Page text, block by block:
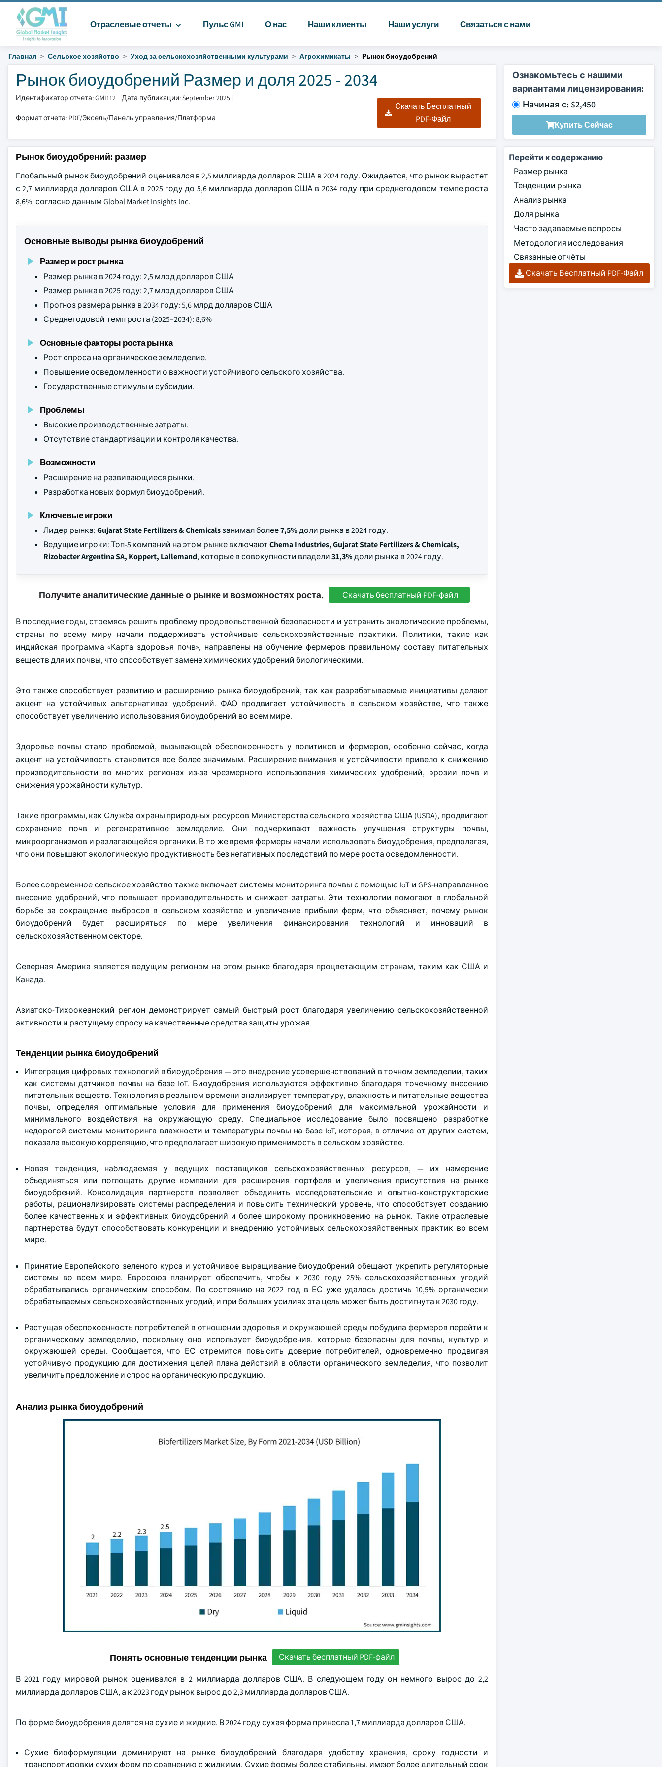
Отраслевые отчеты Пульс GMI О нас Наши клиенты Наши услуги Связаться с нами
Главная Сельское хозяйство Уход за сельскохозяйственными культурами Агрохимикаты Рынок биоудобрений
Рынок биоудобрений Размер и доля 2025 - 2034
Идентификатор отчета: GMI112 |Дата публикации: September 2025 |
Формат отчета: PDF/Эксель/Панель управления/Платформа
Скачать Бесплатный
PDF-Файл
Ознакомьтесь с нашими
вариантами лицензирования:
Начиная с: $2,450
Купить Сейчас
Рынок биоудобрений: размер
Глобальный рынок биоудобрений оценивался в 2,5 миллиарда долларов США в 2024 году. Ожидается, что рынок вырастет
с 2,7 миллиарда долларов США в 2025 году до 5,6 миллиарда долларов США в 2034 году при среднегодовом темпе роста
8,6%, согласно данным Global Market Insights Inc.
Основные выводы рынка биоудобрений
Размер и рост рынка
Размер рынка в 2024 году: 2,5 млрд долларов США
Размер рынка в 2025 году: 2,7 млрд долларов США
Прогноз размера рынка в 2034 году: 5,6 млрд долларов США
Среднегодовой темп роста (2025–2034): 8,6%
Основные факторы роста рынка
Рост спроса на органическое земледелие.
Повышение осведомленности о важности устойчивого сельского хозяйства.
Государственные стимулы и субсидии.
Проблемы
Высокие производственные затраты.
Отсутствие стандартизации и контроля качества.
Возможности
Расширение на развивающиеся рынки.
Разработка новых формул биоудобрений.
Ключевые игроки
Лидер рынка:Gujarat State Fertilizers & Chemicalsзанимал более7,5%доли рынка в 2024 году.
Ведущие игроки: Топ-5 компаний на этом рынке включаютChema Industries, Gujarat State Fertilizers & Chemicals,
Rizobacter Argentina SA, Koppert, Lallemand, которые в совокупности владели31,3%доли рынка в 2024 году.
Получите аналитические данные о рынке и возможностях роста. Скачать бесплатный PDF-файл
В последние годы, стремясь решить проблему продовольственной безопасности и устранить экологические проблемы,
страны по всему миру начали поддерживать устойчивые сельскохозяйственные практики. Политики, такие как
индийская программа «Карта здоровья почв», направлены на обучение фермеров правильному составу питательных
веществ для их почвы, что способствует замене химических удобрений биологическими.
Это также способствует развитию и расширению рынка биоудобрений, так как разрабатываемые инициативы делают
акцент на устойчивых альтернативах удобрений. ФАО продвигает устойчивость в сельском хозяйстве, что также
способствует увеличению использования биоудобрений во всем мире.
Здоровье почвы стало проблемой, вызывающей обеспокоенность у политиков и фермеров, особенно сейчас, когда
акцент на устойчивость становится все более значимым. Расширение внимания к устойчивости привело к снижению
производительности во многих регионах из-за чрезмерного использования химических удобрений, эрозии почв и
снижения урожайности культур.
Такие программы, как Служба охраны природных ресурсов Министерства сельского хозяйства США (USDA), продвигают
сохранение почв и регенеративное земледелие. Они подчеркивают важность улучшения структуры почвы,
микроорганизмов и разлагающейся органики. В то же время фермеры начали использовать биоудобрения, предполагая,
что они повышают экологическую продуктивность без негативных последствий по мере роста осведомленности.
Более современное сельское хозяйство также включает системы мониторинга почвы с помощью IoT и GPS-направленное
внесение удобрений, что повышает производительность и снижает затраты. Эти технологии помогают в глобальной
борьбе за сокращение выбросов в сельском хозяйстве и увеличение прибыли ферм, что объясняет, почему рынок
биоудобрений будет расширяться по мере увеличения финансирования технологий и инноваций в
сельскохозяйственном секторе.
Северная Америка является ведущим регионом на этом рынке благодаря процветающим странам, таким как США и
Канада.
Азиатско-Тихоокеанский регион демонстрирует самый быстрый рост благодаря увеличению сельскохозяйственной
активности и растущему спросу на качественные средства защиты урожая.
Тенденции рынка биоудобрений
Интеграция цифровых технологий в биоудобрения — это внедрение усовершенствований в точном земледелии, таких
как системы датчиков почвы на базе IoT. Биоудобрения используются эффективно благодаря точечному внесению
питательных веществ. Технология в реальном времени анализирует температуру, влажность и питательные вещества
почвы, определяя оптимальные условия для применения биоудобрений для максимальной урожайности и
минимального воздействия на окружающую среду. Специальное исследование было посвящено разработке
недорогой системы мониторинга влажности и температуры почвы на базе IoT, которая, в отличие от других систем,
показала высокую корреляцию, что предполагает широкую применимость в сельском хозяйстве.
Новая тенденция, наблюдаемая у ведущих поставщиков сельскохозяйственных ресурсов, — их намерение
объединяться или поглощать другие компании для расширения портфеля и увеличения присутствия на рынке
биоудобрений. Консолидация партнерств позволяет объединить исследовательские и опытно-конструкторские
работы, рационализировать системы распределения и повысить технический уровень, что способствует созданию
более качественных и эффективных биоудобрений и более широкому проникновению на рынок. Такие отраслевые
партнерства будут способствовать конкуренции и внедрению устойчивых сельскохозяйственных практик во всем
мире.
Принятие Европейского зеленого курса и устойчивое выращивание биоудобрений обещают укрепить регуляторные
системы во всем мире. Евросоюз планирует обеспечить, чтобы к 2030 году 25% сельскохозяйственных угодий
обрабатывались органическим способом. По состоянию на 2022 год в ЕС уже удалось достичь 10,5% органически
обрабатываемых сельскохозяйственных угодий, и при больших усилиях эта цель может быть достигнута к 2030 году.
Растущая обеспокоенность потребителей в отношении здоровья и окружающей среды побудила фермеров перейти к
органическому земледелию, поскольку оно использует биоудобрения, которые безопасны для почвы, культур и
окружающей среды. Сообщается, что ЕС стремится повысить доверие потребителей, одновременно продвигая
устойчивую продукцию для достижения целей плана действий в области органического земледелия, что позволит
увеличить предложение и спрос на органическую продукцию.
Анализ рынка биоудобрений
Понять основные тенденции рынка Скачать бесплатный PDF-файл
В 2021 году мировой рынок оценивался в 2 миллиарда долларов США. В следующем году он немного вырос до 2,2
миллиарда долларов США, а к 2023 году рынок вырос до 2,3 миллиарда долларов США.
По форме биоудобрения делятся на сухие и жидкие. В 2024 году сухая форма принесла 1,7 миллиарда долларов США.
Сухие биоформуляции доминируют на рынке биоудобрений благодаря удобству хранения, сроку годности и
транспортировки сухих форм по сравнению с жидкими. Сухие формы более стабильны, имеют более длительный срок
Перейти к содержанию
Размер рынка
Тенденции рынка
Анализ рынка
Доля рынка
Часто задаваемые вопросы
Методология исследования
Связанные отчёты
Скачать Бесплатный PDF-Файл